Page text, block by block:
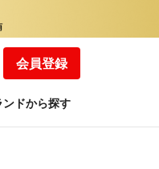
会員登録
ンドから探す